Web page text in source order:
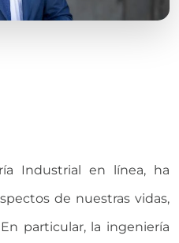
Industrial en línea, ha
de nuestras vidas,
particular, la ingeniería